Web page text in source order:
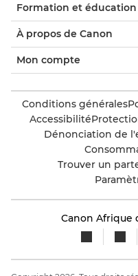
Formation et éducation
À propos de Canon
Mon compte
Conditions générales
Accessibilité
Dénonciation de
Trouver un
Canon Afrique